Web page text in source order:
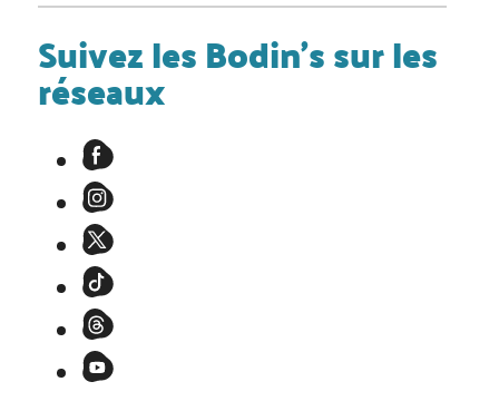
Suivez les Bodin's sur les
réseaux